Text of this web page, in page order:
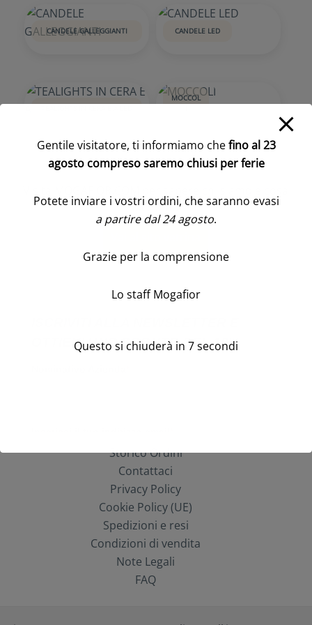
CANDELE GALLEGGIANTI CANDELE LED
MOCCOL
facciamo
Storico Ordini
Contattaci
Privacy Policy
Cookie Policy (UE)
Spedizioni e resi
Condizioni di vendita
Note Legali
FAQ
Gentile visitatore, ti informiamo chefino al 23
agosto compreso saremo chiusi per ferie
Potete inviare i vostri ordini, che saranno evasi
a partire dal 24 agosto.
Grazie per la comprensione
Lo staff Mogafior
Questo si chiuderà in 7secondi